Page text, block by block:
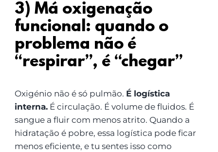
3) Má oxigenação
funcional: quando o
problema não é
“respirar”, é “chegar”
Oxigénio não é só pulmão. É logística
interna.É circulação. É volume de fluidos. É
sangue a fluir com menos atrito. Quando a
hidratação é pobre, essa logística pode ficar
menos eficiente, e tu sentes isso como